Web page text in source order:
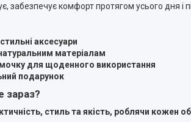
забезпечує комфорт протягом усього дня і
аксесуари
матеріалам
для щоденного використання
подарунок
зараз?
стиль та якість, роблячи кожен